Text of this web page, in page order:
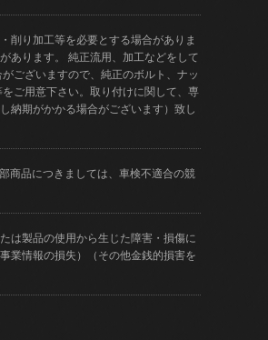
削り加工等を必要とする場合がありま
あります。 純正流用、加工などをして
ございますので、純正のボルト、ナッ
ご用意下さい。取り付けに関して、専
納期がかかる場合がございます）致し
商品につきましては、車検不適合の競
は製品の使用から生じた障害・損傷に
業情報の損失）（その他金銭的損害を